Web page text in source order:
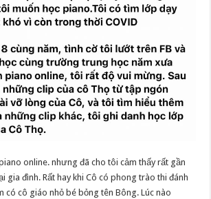
online. nhưng đã cho tôi cảm thấy rất gần
gia đình. Rất hay khi Cô có phong trào thi đánh
có cô giáo nhỏ bé bỏng tên Bông. Lúc nào